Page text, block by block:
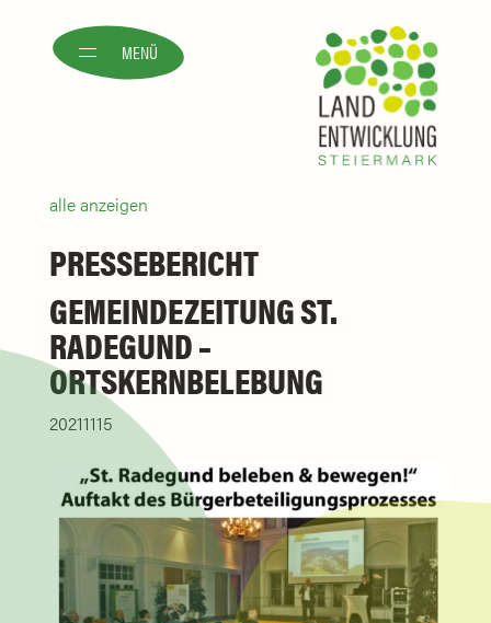
MENÜ
alle anzeigen
PRESSEBERICHT
GEMEINDEZEITUNG ST.
RADEGUND –
ORTSKERNBELEBUNG
20211115